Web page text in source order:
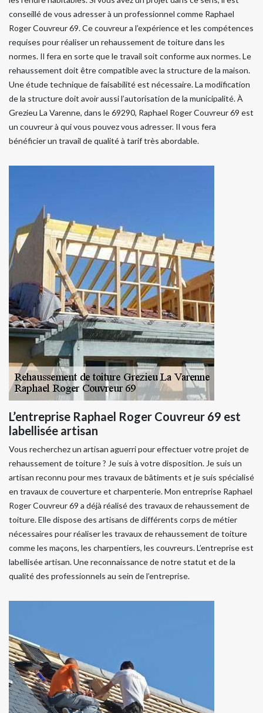
conseillé de vous adresser à un professionnel comme Raphael
Roger Couvreur 69. Ce couvreur a l’expérience et les compétences
requises pour réaliser un rehaussement de toiture dans les
normes. Il fera en sorte que le travail soit conforme aux normes. Le
rehaussement doit être compatible avec la structure de la maison.
Une étude technique de faisabilité est nécessaire. La modification
de la structure doit avoir aussi l’autorisation de la municipalité. À
Grezieu La Varenne, dans le 69290, Raphael Roger Couvreur 69 est
un couvreur à qui vous pouvez vous adresser. Il vous fera
bénéficier un travail de qualité à tarif très abordable.
L’entreprise Raphael Roger Couvreur 69 est
labellisée artisan
Vous recherchez un artisan aguerri pour effectuer votre projet de
rehaussement de toiture ? Je suis à votre disposition. Je suis un
artisan reconnu pour mes travaux de bâtiments et je suis spécialisé
en travaux de couverture et charpenterie. Mon entreprise Raphael
Roger Couvreur 69 a déjà réalisé des travaux de rehaussement de
toiture. Elle dispose des artisans de différents corps de métier
nécessaires pour réaliser les travaux de rehaussement de toiture
comme les maçons, les charpentiers, les couvreurs. L’entreprise est
labellisée artisan. Une reconnaissance de notre statut et de la
qualité des professionnels au sein de l’entreprise.